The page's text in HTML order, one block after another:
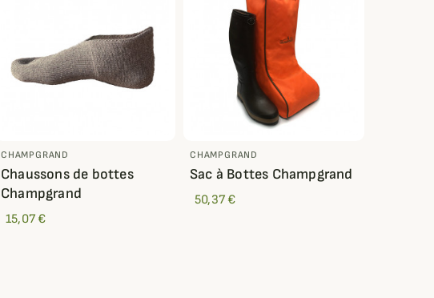
CHAMPGRAND
Chaussons de bottes
Champgrand
15,07 €
CHAMPGRAND
Sac à Bottes Champgrand
50,37 €